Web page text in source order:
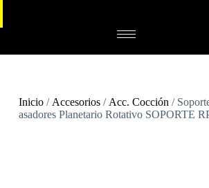
Inicio/ Accesorios/ Acc. Cocción /
asadores Planetario Rotativo SOPORTE